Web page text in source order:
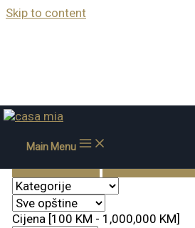
Skip to content
Main Menu
Pretražite nekretnine
Cijena [100 KM - 1,000,000 KM]